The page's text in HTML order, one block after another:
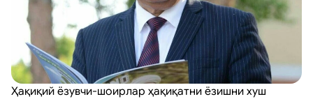
Ҳақиқий ёзувчи-шоирлар ҳақиқатни ёзишни хуш